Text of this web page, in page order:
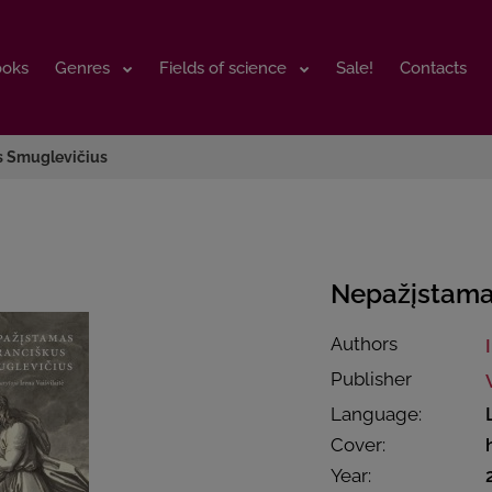
Genres Fields of science Sale! Contacts
Genres Fields of science Sale! Contacts
Smuglevičius
Authors
Publisher
Language:
Cover:
Year: